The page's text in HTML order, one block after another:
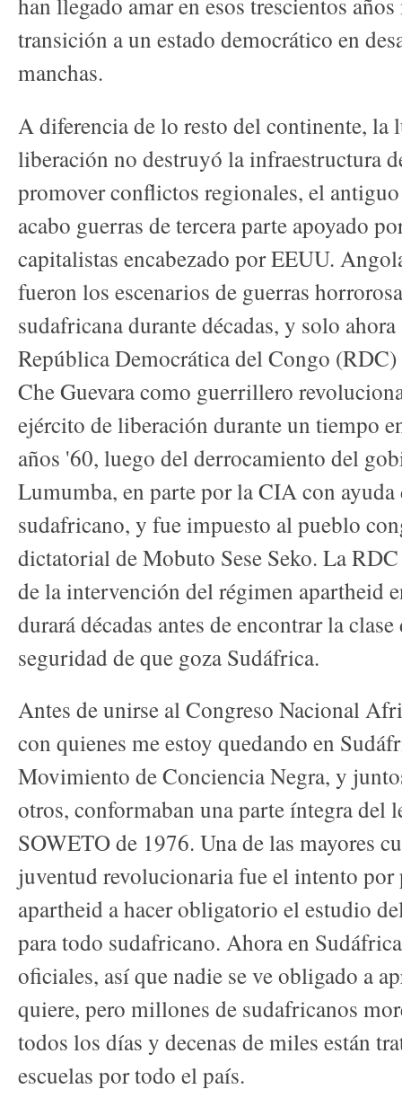
transición a un estado democrático en
manchas.
A diferencia de lo resto del continente, la
liberación no destruyó la infraestructura
promover conflictos regionales, el
acabo guerras de tercera parte apoyado
capitalistas encabezado por EEUU.
fueron los escenarios de guerras
sudafricana durante décadas, y solo
República Democrática del Congo
Che Guevara como guerrillero
ejército de liberación durante un tiempo
años '60, luego del derrocamiento del
Lumumba, en parte por la CIA con
sudafricano, y fue impuesto al pueblo
dictatorial de Mobuto Sese Seko. La
de la intervención del régimen apartheid
durará décadas antes de encontrar la
seguridad de que goza Sudáfrica.
Antes de unirse al Congreso Nacional
con quienes me estoy quedando en
Movimiento de Conciencia Negra, y
otros, conformaban una parte íntegra del
SOWETO de 1976. Una de las mayores
juventud revolucionaria fue el intento por
apartheid a hacer obligatorio el estudio
para todo sudafricano. Ahora en
oficiales, así que nadie se ve obligado a
quiere, pero millones de sudafricanos
todos los días y decenas de miles están
escuelas por todo el país.